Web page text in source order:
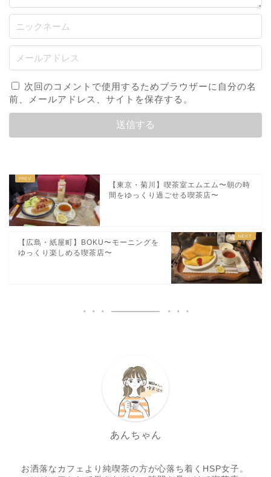
次回のコメントで使用するためブラウザーに自分の名
前、メールアドレス、サイトを保存する。
【東京・菊川】喫茶室エムエム〜朝の時
間をゆっくり過ごせる喫茶店〜
【広島・紙屋町】BOKU〜モーニングを
ゆっくり楽しめる喫茶店〜
あんちゃん
お洒落なカフェより純喫茶の方が心落ち着くHSP女子。